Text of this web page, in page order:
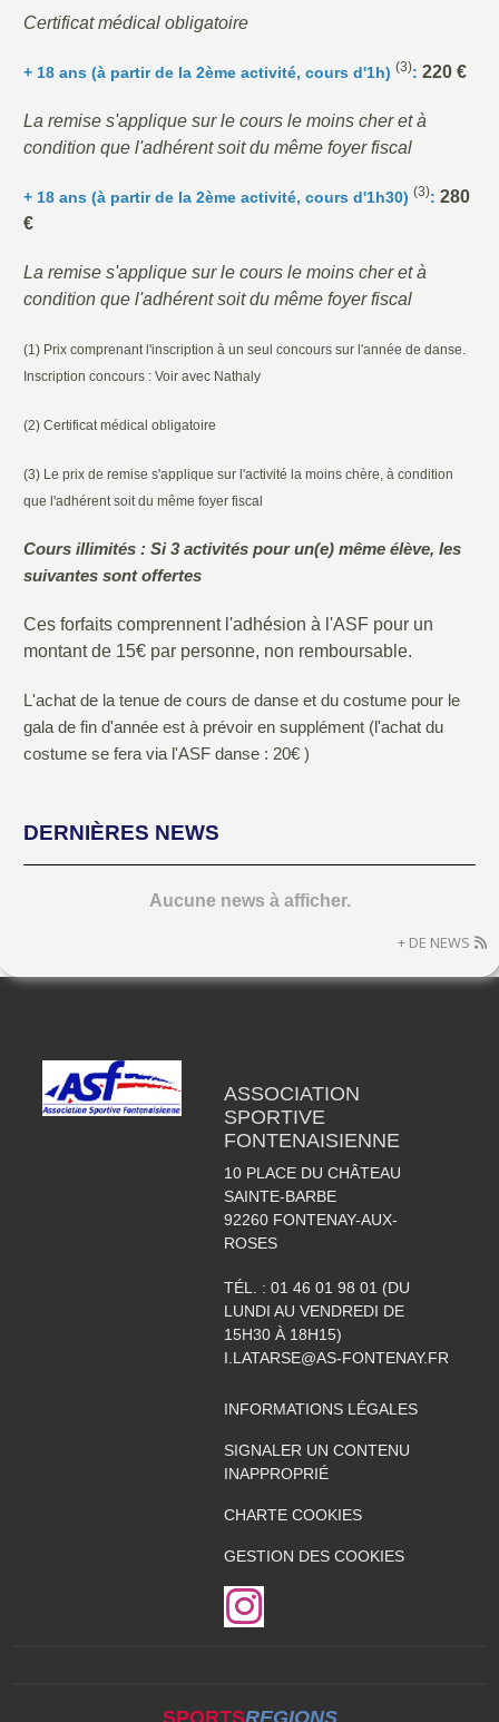
Certificat médical obligatoire
+ 18 ans (à partir de la 2ème activité, cours d'1h) (3): 220 €
La remise s'applique sur le cours le moins cher et à
condition que l'adhérent soit du même foyer fiscal
+ 18 ans (à partir de la 2ème activité, cours d'1h30) (3): 280
€
La remise s'applique sur le cours le moins cher et à
condition que l'adhérent soit du même foyer fiscal
(1) Prix comprenant l'inscription à un seul concours sur l'année de danse.
Inscription concours : Voir avec Nathaly
(2) Certificat médical obligatoire
(3) Le prix de remise s'applique sur l'activité la moins chère, à condition
que l'adhérent soit du même foyer fiscal
Cours illimités : Si 3 activités pour un(e) même élève, les
suivantes sont offertes
Ces forfaits comprennent l'adhésion à l'ASF pour un
montant de 15€ par personne, non remboursable.
L'achat de la tenue de cours de danse et du costume pour le
gala de fin d'année est à prévoir en supplément (l'achat du
costume se fera via l'ASF danse : 20€ )
DERNIÈRES NEWS
Aucune news à afficher.
+ DE NEWS
ASSOCIATION
SPORTIVE
FONTENAISIENNE
10 PLACE DU CHÂTEAU
SAINTE-BARBE
92260 FONTENAY-AUX-
ROSES
TÉL. : 01 46 01 98 01 (DU
LUNDI AU VENDREDI DE
15H30 À 18H15)
I.LATARSE@AS-FONTENAY.FR
INFORMATIONS LÉGALES
SIGNALER UN CONTENU
INAPPROPRIÉ
CHARTE COOKIES
GESTION DES COOKIES
SPORTSREGIONS